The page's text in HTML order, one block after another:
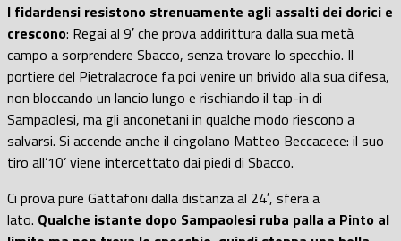
I fidardensi resistono strenuamente agli assalti dei dorici e
crescono: Regai al 9′ che prova addirittura dalla sua metà
campo a sorprendere Sbacco, senza trovare lo specchio. Il
portiere del Pietralacroce fa poi venire un brivido alla sua difesa,
non bloccando un lancio lungo e rischiando il tap-in di
Sampaolesi, ma gli anconetani in qualche modo riescono a
salvarsi. Si accende anche il cingolano Matteo Beccacece: il suo
tiro all’10’ viene intercettato dai piedi di Sbacco.
Ci prova pure Gattafoni dalla distanza al 24′, sfera a
lato. Qualche istante dopo Sampaolesi ruba palla a Pinto al